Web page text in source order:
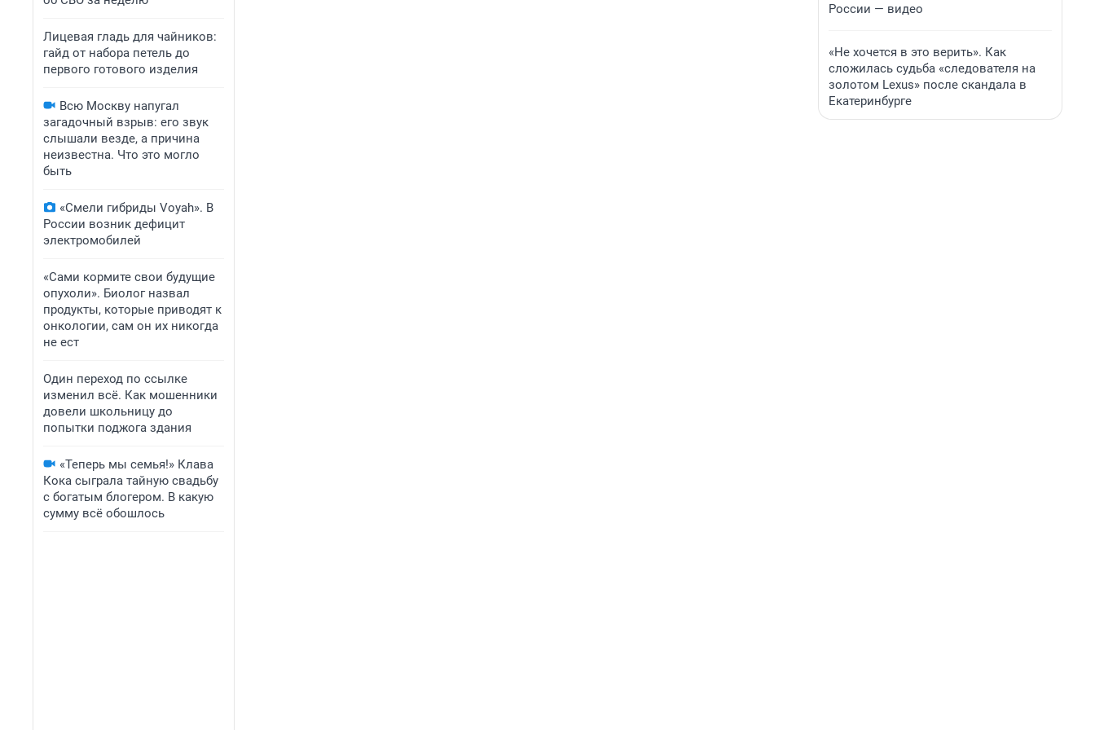
Лицевая гладь для чайников:
гайд от набора петель до
первого готового изделия
Всю Москву напугал
загадочный взрыв: его звук
слышали везде, а причина
неизвестна. Что это могло
быть
«Смели гибриды Voyah». В
России возник дефицит
электромобилей
«Сами кормите свои будущие
опухоли». Биолог назвал
продукты, которые приводят к
онкологии, сам он их никогда
не ест
Один переход по ссылке
изменил всё. Как мошенники
довели школьницу до
попытки поджога здания
«Теперь мы семья!» Клава
Кока сыграла тайную свадьбу
с богатым блогером. В какую
сумму всё обошлось
России — видео
«Не хочется в это верить». Как
сложилась судьба «следователя на
золотом Lexus» после скандала в
Екатеринбурге